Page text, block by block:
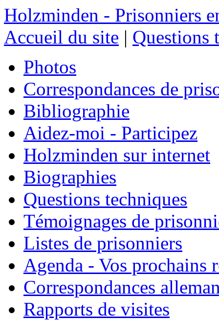
Holzminden - Prisonniers
Accueil du site | Questions
Photos
Correspondances de
Bibliographie
Aidez-moi - Participez
Holzminden sur internet
Biographies
Questions techniques
Témoignages de
Listes de prisonniers
Agenda - Vos prochains
Correspondances
Rapports de visites